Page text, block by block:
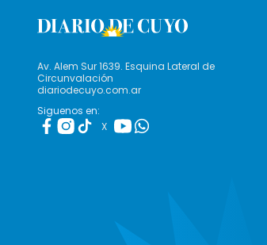
Av. Alem Sur 1639. Esquina Lateral de
Circunvalación
diariodecuyo.com.ar
Siguenos en:
X